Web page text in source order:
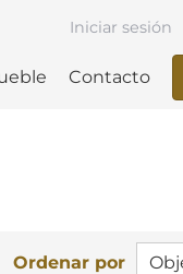
Contacto
Iniciar sesión
Ordenar por